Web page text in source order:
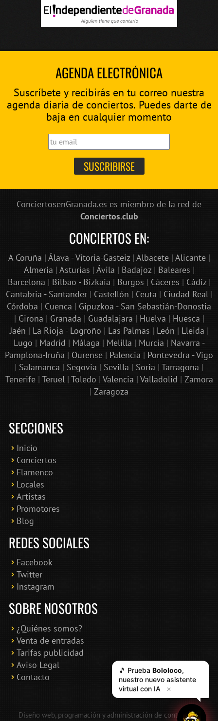
AGENDA ELECTRÓNICA
Suscríbete y recibirás en tu correo nuestra
agenda diaria de conciertos. Puedes darte de
baja en cualquier momento
ConciertosenGranada.es es miembro de la red de
Conciertos.club
CONCIERTOS EN:
A Coruña | Álava - Vitoria-Gasteiz| Albacete| Alicante|
Almería | Asturias | Ávila | Badajoz| Baleares |
Barcelona | Bilbao - Bizkaia | Burgos | Cáceres | Cádiz|
Cantabria - Santander| Castellón | Ceuta | Ciudad Real|
Córdoba | Cuenca | Gipuzkoa - San Sebastián-Donostia
| Girona | Granada | Guadalajara | Huelva | Huesca |
Jaén | La Rioja - Logroño | Las Palmas | León | Lleida |
Lugo | Madrid | Málaga | Melilla | Murcia | Navarra -
Pamplona-Iruña | Ourense | Palencia | Pontevedra - Vigo
| Salamanca | Segovia | Sevilla | Soria | Tarragona |
Tenerife| Teruel| Toledo | Valencia | Valladolid | Zamora
| Zaragoza
SECCIONES
Inicio
Conciertos
Flamenco
Locales
Artistas
Promotores
Blog
REDES SOCIALES
Facebook
Twitter
Instagram
SOBRE NOSOTROS
¿Quiénes somos?
Venta de entradas
Tarifas publicidad
Aviso Legal
Contacto
Diseño web, programación y administración de contenidos:
🎵 Prueba Bololoco,
nuestro nuevo asistente
virtual con IA
✕